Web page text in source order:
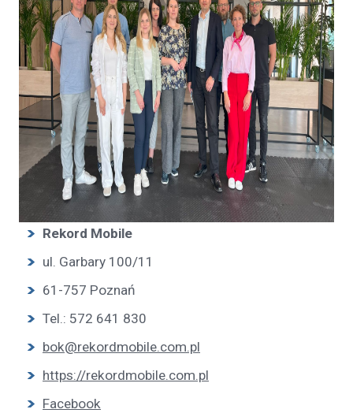
Rekord Mobile
ul. Garbary 100/11
61-757 Poznań
Tel.: 572 641 830
bok@rekordmobile.com.pl
https://rekordmobile.com.pl
Facebook